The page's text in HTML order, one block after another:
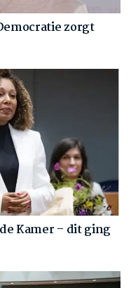
zorgt
Kamer – dit ging